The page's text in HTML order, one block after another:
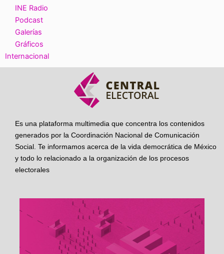
INE Radio
Podcast
Galerías
Gráficos
Internacional
Es una plataforma multimedia que concentra los contenidos
generados por la Coordinación Nacional de Comunicación
Social. Te informamos acerca de la vida democrática de México
y todo lo relacionado a la organización de los procesos
electorales